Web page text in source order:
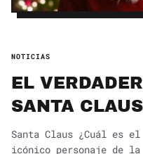
NOTICIAS
EL
SANTA CLAUS
Santa Claus ¿Cuál es
icónico personaje de